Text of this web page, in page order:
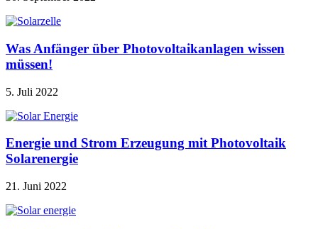
Was Anfänger über Photovoltaikanlagen wissen
müssen!
5. Juli 2022
Energie und Strom Erzeugung mit Photovoltaik
Solarenergie
21. Juni 2022